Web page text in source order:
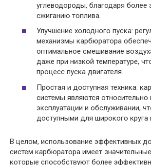
углеводороды, благодаря более
сжиганию топлива.
Улучшение холодного пуска:
механизмы карбюратора
оптимальное смешивание
даже при низкой температуре,
процесс пуска двигателя.
Простая и доступная техника:
системы являются
эксплуатации и обслуживании,
доступными для широкого круга
В целом, использование эффективных
систем карбюратора имеет
которые способствуют более